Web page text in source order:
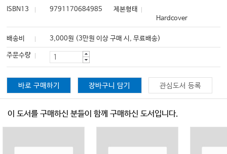
ISBN13
9791170684985
제본형태
Hardcover
배송비 3,000원 (3만원 이상 구매 시, 무료배송)
주문수량
바로 구매하기 장바구니 담기 관심도서 등록
이 도서를 구매하신 분들이 함께 구매하신 도서입니다.